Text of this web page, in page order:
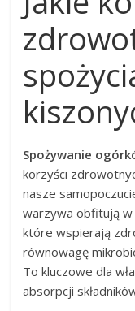
Spożywanie
korzyści
nasze
warzywa obfitują w
które wspierają
równowagę
To kluczowe dla
absorpcji